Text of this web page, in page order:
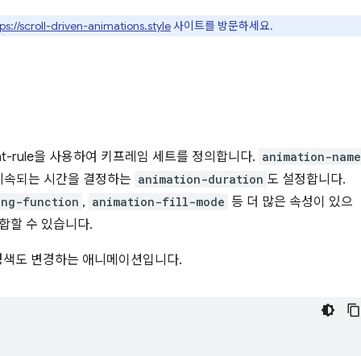
scroll-driven-animations.style 사이트를 방문하세요.
rule을 사용하여 키프레임 세트를 정의합니다. animation-name
되는 시간을 결정하는 animation-duration 도 설정합니다.
function , animation-fill-mode 등 더 많은 속성이 있으
할 수 있습니다.
도 변경하는 애니메이션입니다.